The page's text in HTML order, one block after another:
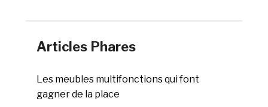
Articles Phares
Les meubles multifonctions qui font
gagner de la place